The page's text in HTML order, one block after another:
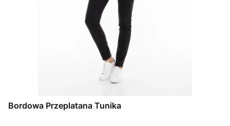
Bordowa Przeplatana Tunika